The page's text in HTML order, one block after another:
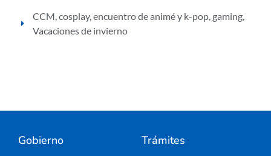
CCM,cosplay,encuentro de animé y k-pop, gaming,
Vacaciones de invierno
Gobierno Trámites